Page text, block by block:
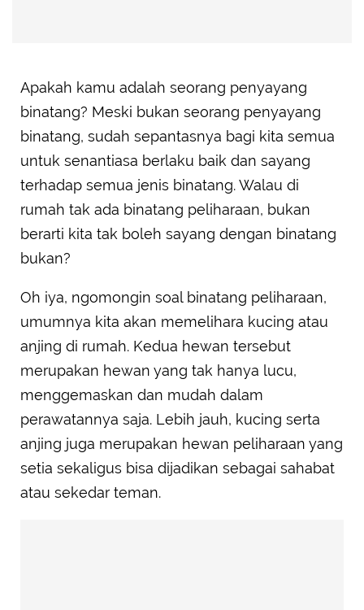
Apakah kamu adalah seorang penyayang
binatang? Meski bukan seorang penyayang
binatang, sudah sepantasnya bagi kita semua
untuk senantiasa berlaku baik dan sayang
terhadap semua jenis binatang. Walau di
rumah tak ada binatang peliharaan, bukan
berarti kita tak boleh sayang dengan binatang
bukan?
Oh iya, ngomongin soal binatang peliharaan,
umumnya kita akan memelihara kucing atau
anjing di rumah. Kedua hewan tersebut
merupakan hewan yang tak hanya lucu,
menggemaskan dan mudah dalam
perawatannya saja. Lebih jauh, kucing serta
anjing juga merupakan hewan peliharaan yang
setia sekaligus bisa dijadikan sebagai sahabat
atau sekedar teman.